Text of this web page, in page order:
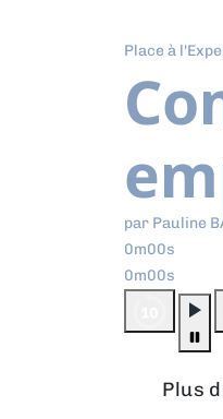
Place à
par Pauline
0m00s
0m00s
Plus